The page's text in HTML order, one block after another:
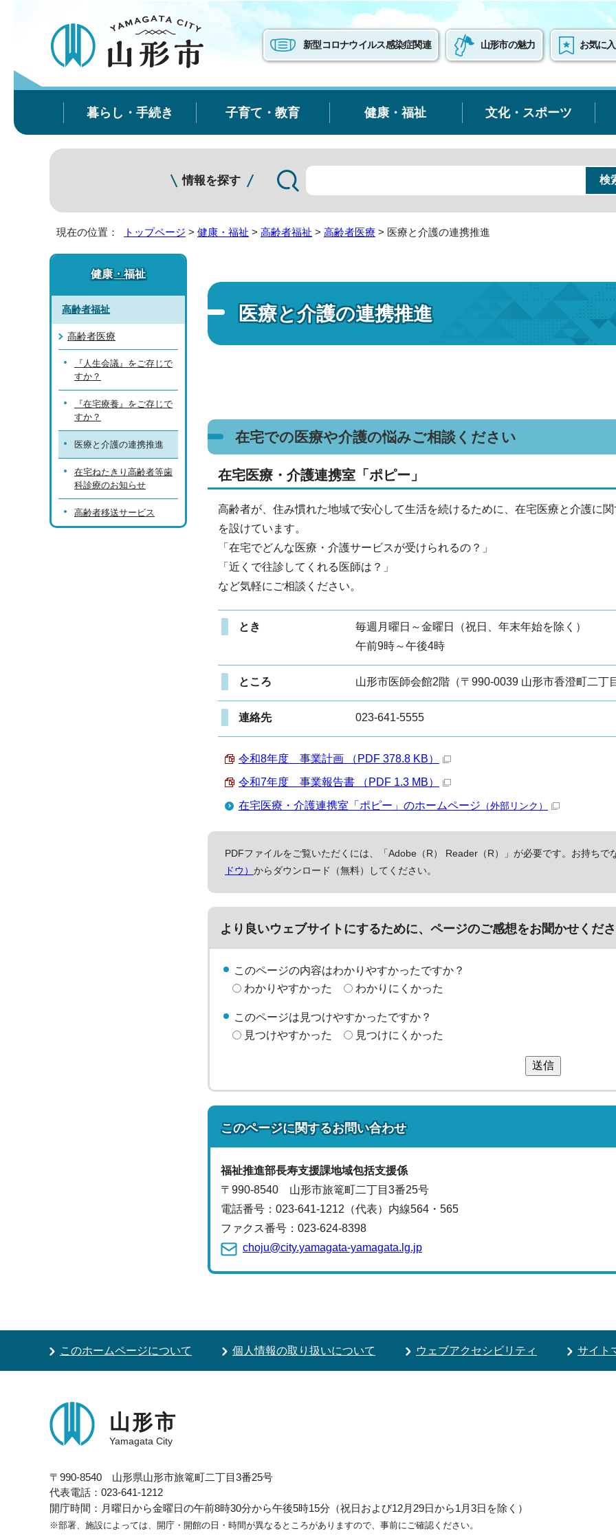
新型コロナウイルス感染症関連 山形市の魅力 お気に
暮らし・手続き 子育て・教育 健康・福祉 文化・スポーツ
情報を探す
現在の位置： トップページ > 健康・福祉 > 高齢者福祉 > 高齢者医療 > 医療と介護の連携推進
医療と介護の連携推進
在宅での医療や介護の悩みご相談ください
在宅医療・介護連携室「ポピー」
高齢者が、住み慣れた地域で安心して生活を続けるために、在宅医療と介護に
を設けています。
「在宅でどんな医療・介護サービスが受けられるの？」
「近くで往診してくれる医師は？」
など気軽にご相談ください。
とき
毎週月曜日～金曜日（祝日、年末年始を除く）
午前9時～午後4時
ところ 山形市医師会館2階（〒990-0039 山形市香澄町二丁
連絡先 023-641-5555
令和8年度 事業計画 （PDF 378.8 KB）
令和7年度 事業報告書 （PDF 1.3 MB）
在宅医療・介護連携室「ポピー」のホームページ （外部リンク）
PDFファイルをご覧いただくには、「Adobe（R） Reader（R）」が必要です。お持ちで
ドウ） からダウンロード（無料）してください。
より良いウェブサイトにするために、ページのご感想をお聞かせくだ
このページの内容はわかりやすかったですか？
わかりやすかった
わかりにくかった
このページは見つけやすかったですか？
見つけやすかった
見つけにくかった
送信
このページに関するお問い合わせ
福祉推進部長寿支援課地域包括支援係
〒990-8540 山形市旅篭町二丁目3番25号
電話番号： 023-641-1212（代表） 内線564・565
ファクス番号：023-624-8398
choju@city.yamagata-yamagata.lg.jp
健康・福祉
高齢者福祉
高齢者医療
『人生会議』をご存じで
すか？
『在宅療養』をご存じで
すか？
医療と介護の連携推進
在宅ねたきり高齢者等歯
科診療のお知らせ
高齢者移送サービス
このホームページについて 個人情報の取り扱いについて ウェブアクセシビリティ サイト
山形市
Yamagata City
〒990-8540 山形県山形市旅篭町二丁目3番25号
代表電話：023-641-1212
開庁時間：月曜日から金曜日の午前8時30分から午後5時15分（祝日および12月29日から1月3日を除く）
※部署、施設によっては、開庁・開館の日・時間が異なるところがありますので、事前にご確認ください。